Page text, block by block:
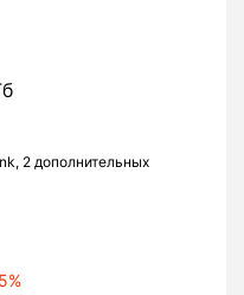
2 дополнительных